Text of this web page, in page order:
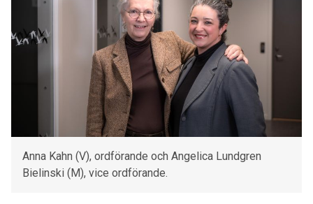
Anna Kahn (V), ordförande och Angelica Lundgren
Bielinski (M), vice ordförande.